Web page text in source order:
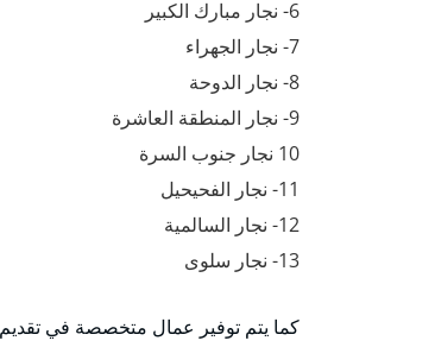
6- نجار مبارك الكبير
7- نجار الجهراء
8- نجار الدوحة
9- نجار المنطقة العاشرة
10 نجار جنوب السرة
11- نجار الفحيحيل
12- نجار السالمية
13- نجار سلوى
كما يتم توفير عمال متخصصة في